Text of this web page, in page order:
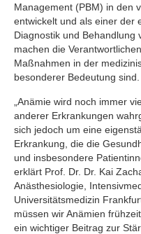
Management (PBM) in den
entwickelt und als einer der
Diagnostik und Behandlung
machen die
Maßnahmen in der
besonderer Bedeutung sind.
„Anämie wird noch immer
anderer Erkrankungen
sich jedoch um eine
Erkrankung, die die
und insbesondere
erklärt Prof. Dr. Dr. Kai
Anästhesiologie,
Universitätsmedizin
müssen wir Anämien
ein wichtiger Beitrag zur